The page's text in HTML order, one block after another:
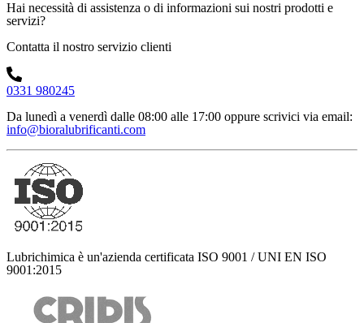
Hai necessità di assistenza o di informazioni sui nostri prodotti e
servizi?
Contatta il nostro servizio clienti
0331 980245
Da lunedì a venerdì dalle 08:00 alle 17:00 oppure scrivici via email:
info@bioralubrificanti.com
Lubrichimica è un'azienda certificata ISO 9001 / UNI EN ISO
9001:2015